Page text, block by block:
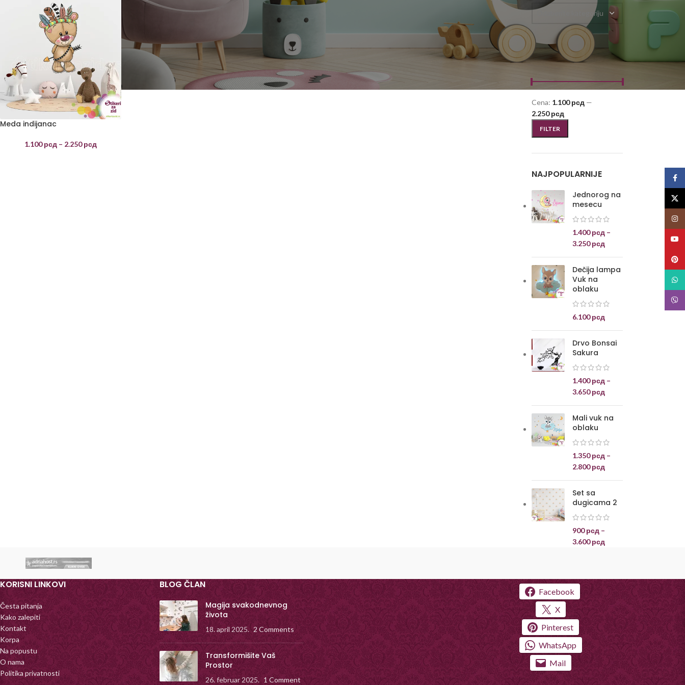
Meda indijanac
1.100рсд – 2.250рсд
Odaberite kategoriju
FILTRIRAJ PO CENI
FILTER
Cena: 1.100 рсд —
2.250 рсд
NAJPOPULARNIJE
Jednorog na
mesecu
1.400рсд –
3.250рсд
Dečija lampa
Vuk na
oblaku
6.100рсд
Drvo Bonsai
Sakura
1.400рсд –
3.650рсд
Mali vuk na
oblaku
1.350рсд –
2.800рсд
Set sa
dugicama 2
900рсд –
3.600рсд
KORISNI LINKOVI
Česta pitanja
Kako zalepiti
Kontakt
Korpa
Na popustu
O nama
Politika privatnosti
BLOG ČLAN
Magija svakodnevnog
života
18. april 2025. 2 Comments
Transformišite Vaš
Prostor
26. februar 2025. 1 Comment
Facebook
X
Pinterest
WhatsApp
Mail
Viber